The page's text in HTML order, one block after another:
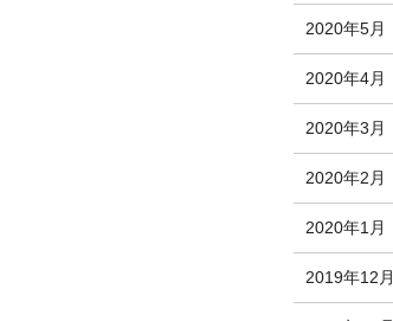
2020年5月
2020年4月
2020年3月
2020年2月
2020年1月
2019年12月